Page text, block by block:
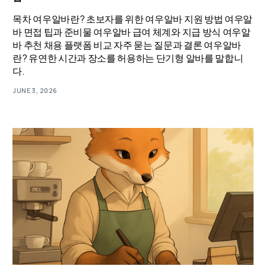
목차 여우알바란? 초보자를 위한 여우알바 지원 방법 여우알
바 면접 팁과 준비물 여우알바 급여 체계와 지급 방식 여우알
바 추천 채용 플랫폼 비교 자주 묻는 질문과 결론 여우알바
란? 유연한 시간과 장소를 허용하는 단기형 알바를 말합니
다.
JUNE 3, 2026